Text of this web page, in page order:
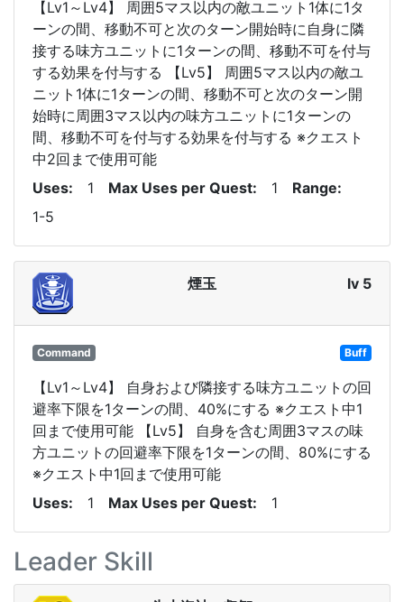
【Lv1～Lv4】 周囲5マス以内の敵ユニット1体に1タ
ーンの間、移動不可と次のターン開始時に自身に隣
接する味方ユニットに1ターンの間、移動不可を付与
する効果を付与する 【Lv5】 周囲5マス以内の敵ユ
ニット1体に1ターンの間、移動不可と次のターン開
始時に周囲3マス以内の味方ユニットに1ターンの
間、移動不可を付与する効果を付与する ※クエスト
中2回まで使用可能
Uses
1 Max Uses per Quest 1
Range
1-5
煙玉 lv 5
Command Buff
【Lv1～Lv4】 自身および隣接する味方ユニットの回
避率下限を1ターンの間、40%にする ※クエスト中1
回まで使用可能 【Lv5】 自身を含む周囲3マスの味
方ユニットの回避率下限を1ターンの間、80%にする
※クエスト中1回まで使用可能
Uses
1 Max Uses per Quest 1
Leader Skill